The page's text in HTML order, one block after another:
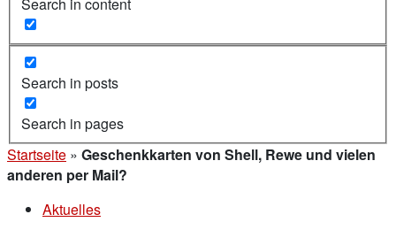
Search in content
Search in posts
Search in pages
Startseite » Geschenkkarten von Shell, Rewe und vielen
anderen per Mail?
Aktuelles